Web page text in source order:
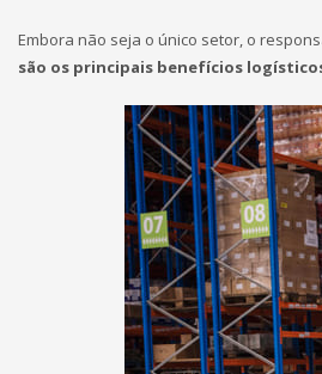
Embora não seja o único setor, o
são os principais benefícios